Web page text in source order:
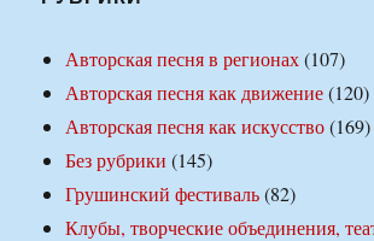
Авторская песня в регионах(107)
Авторская песня как движение(120)
Авторская песня как искусство(169)
Без рубрики (145)
Грушинский фестиваль(82)
Клубы, творческие объединения,